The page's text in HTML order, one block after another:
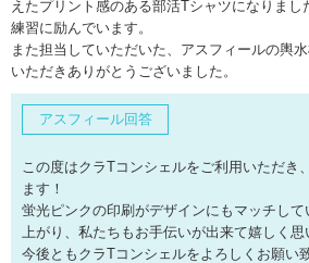
えたプリント感のある部活Tシャツになりまし
練習に励んでいます。
また担当していただいた、アスフィールの輿
いただきありがとうございました。
アスフィール回答
この度はクラTコンシェルをご利用いただき
ます！
蛍光ピンクの印刷がデザインにもマッチし
上がり、私たちもお手伝いが出来て嬉しく思
今後ともクラTコンシェルをよろしくお願い